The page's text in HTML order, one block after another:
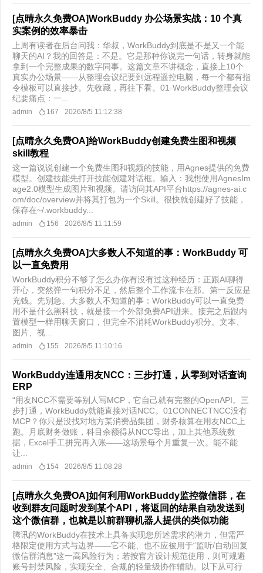
[点晴永久免费OA]WorkBuddy 办公场景实战：10 个真
实案例的效率暴击
上周有读者在后台问我：华叔，WorkBuddy到底是不是又一个能
聊天的AI？我的回答是：不是。它是那种你说完一句话，转身就能
拿到一个完整成果的数字同事。这篇文章不讲概念，直接上10个
真实办公场景——从整理会议纪要到远程遥控电脑，每一个都有指
令模板可以直接抄。先收藏，再往下看。01·WorkBuddy整理会议
纪要痛点：一...
admin 167 2026/8/5 11:12:38
[点晴永久免费OA]给WorkBuddy创建免费生图和视频
skill教程
这一篇说说创建一个免费生图和视频的技能，用Agnes提供的免费
模型。创建技能先打开技能创建对话框。输入：我想使用AgnesIm
age2.0模型生成图片和视频。请访问其API平台https://agnes-ai.c
om/doc/overview并将其打包为一个Skill。很快就创建好了技能，
保存在~/.workbuddy...
admin 156 2026/8/5 11:11:59
[点晴永久免费OA]大多数人不知道的事：WorkBuddy 可
以一直免费用
WorkBuddy积分不够了怎么办你有没有过这种经历：正跟AI聊得
开心，突然弹一句积分不足，然后整个工作流卡在那。第一反应是
充钱。先别急。大多数人不知道的事：WorkBuddy可以一直免费
用不是什么黑科技，就是接一个外部免费API进来。接完之后跟内
置模型一样用聊天窗口，但完全不消耗WorkBuddy积分。文本、
图片、视...
admin 155 2026/8/5 11:10:16
WorkBuddy连通用友NCC：三步打通，从零到对话查询
ERP
“用友NCC不需要等别人写MCP，它自己就有完整的OpenAPI。三
步打通，WorkBuddy就能直接对话NCC。01CONNECTNCC没有
MCP？你只是没找对地方某消费品集团，财务核算在用友NCC上
跑。月底财务做账，科目余额得从NCC导出，加上其他系统数
据，Excel手工拼完再入账——这场景每个月重复一次。能不能
让...
admin 154 2026/8/5 11:08:28
[点晴永久免费OA]如何利用WorkBuddy监控微信群，在
收到群友问题时发到某个API，将返回的结果自动发送到
这个微信群，也就是以前群聊机器人提供的类似功能
腾讯的WorkBuddy在技术上具备实现您所述需求的潜力，但需严
格限定使用方式与边界——它不能、也不应被用于“监听/自动回复
微信群消息”这一高风险行为；若按官方设计规范使用，则可规避
账号封禁风险，实现安全、合规的轻量级协作辅助。以下从可行